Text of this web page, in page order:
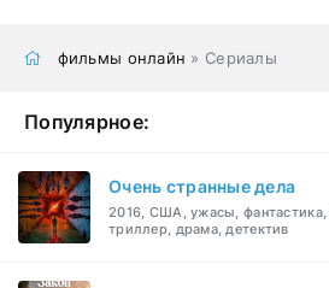
фильмы онлайн » Сериалы
Популярное:
Очень странные дела
2016, США, ужасы, фантастика,
триллер, драма, детектив